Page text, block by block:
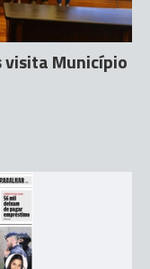
visita Município